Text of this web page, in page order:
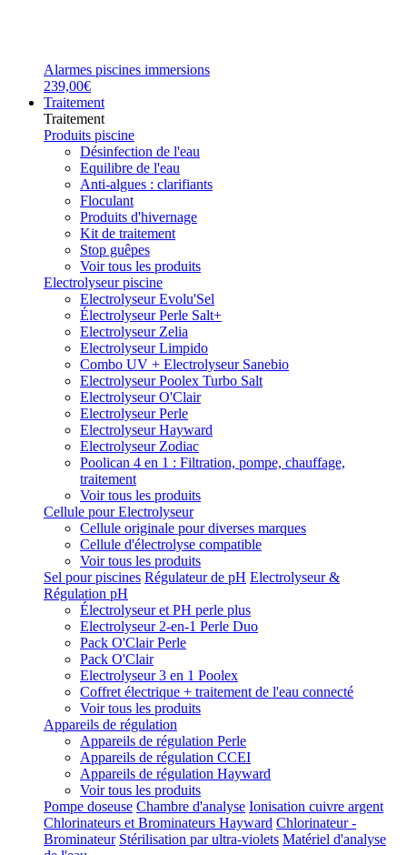
Alarmes piscines immersions
239,00€
Traitement
Traitement
Produits piscine
Désinfection de l'eau
Equilibre de l'eau
Anti-algues : clarifiants
Floculant
Produits d'hivernage
Kit de traitement
Stop guêpes
Voir tous les produits
Electrolyseur piscine
Electrolyseur Evolu'Sel
Électrolyseur Perle Salt+
Electrolyseur Zelia
Electrolyseur Limpido
Combo UV + Electrolyseur Sanebio
Electrolyseur Poolex Turbo Salt
Electrolyseur O'Clair
Electrolyseur Perle
Electrolyseur Hayward
Electrolyseur Zodiac
Poolican 4 en 1 : Filtration, pompe, chauffage,
traitement
Voir tous les produits
Cellule pour Electrolyseur
Cellule originale pour diverses marques
Cellule d'électrolyse compatible
Voir tous les produits
Sel pour piscines Régulateur de pH Electrolyseur &
Régulation pH
Électrolyseur et PH perle plus
Electrolyseur 2-en-1 Perle Duo
Pack O'Clair Perle
Pack O'Clair
Electrolyseur 3 en 1 Poolex
Coffret électrique + traitement de l'eau connecté
Voir tous les produits
Appareils de régulation
Appareils de régulation Perle
Appareils de régulation CCEI
Appareils de régulation Hayward
Voir tous les produits
Pompe doseuse Chambre d'analyse Ionisation cuivre argent
Chlorinateurs et Brominateurs Hayward Chlorinateur -
Brominateur Stérilisation par ultra-violets Matériel d'analyse